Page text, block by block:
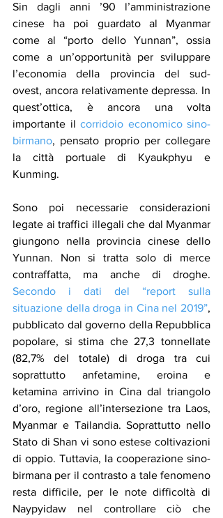
Sin dagli anni ’90 l’amministrazione
cinese ha poi guardato al Myanmar
come al “porto dello Yunnan”, ossia
come a un’opportunità per sviluppare
l’economia della provincia del sud-
ovest, ancora relativamente depressa. In
quest’ottica, è ancora una volta
importante il corridoio economico sino-
birmano, pensato proprio per collegare
la città portuale di Kyaukphyu e
Kunming.
Sono poi necessarie considerazioni
legate ai traffici illegali che dal Myanmar
giungono nella provincia cinese dello
Yunnan. Non si tratta solo di merce
Secondo i dati del “report sulla
situazione della droga in Cina nel 2019”,
pubblicato dal governo della Repubblica
popolare, si stima che 27,3 tonnellate
(82,7% del totale) di droga tra cui
soprattutto anfetamine, eroina e
ketamina arrivino in Cina dal triangolo
d’oro, regione all’intersezione tra Laos,
Myanmar e Tailandia. Soprattutto nello
Stato di Shan vi sono estese coltivazioni
di oppio. Tuttavia, la cooperazione sino-
birmana per il contrasto a tale fenomeno
resta difficile, per le note difficoltà di
Naypyidaw nel controllare ciò che